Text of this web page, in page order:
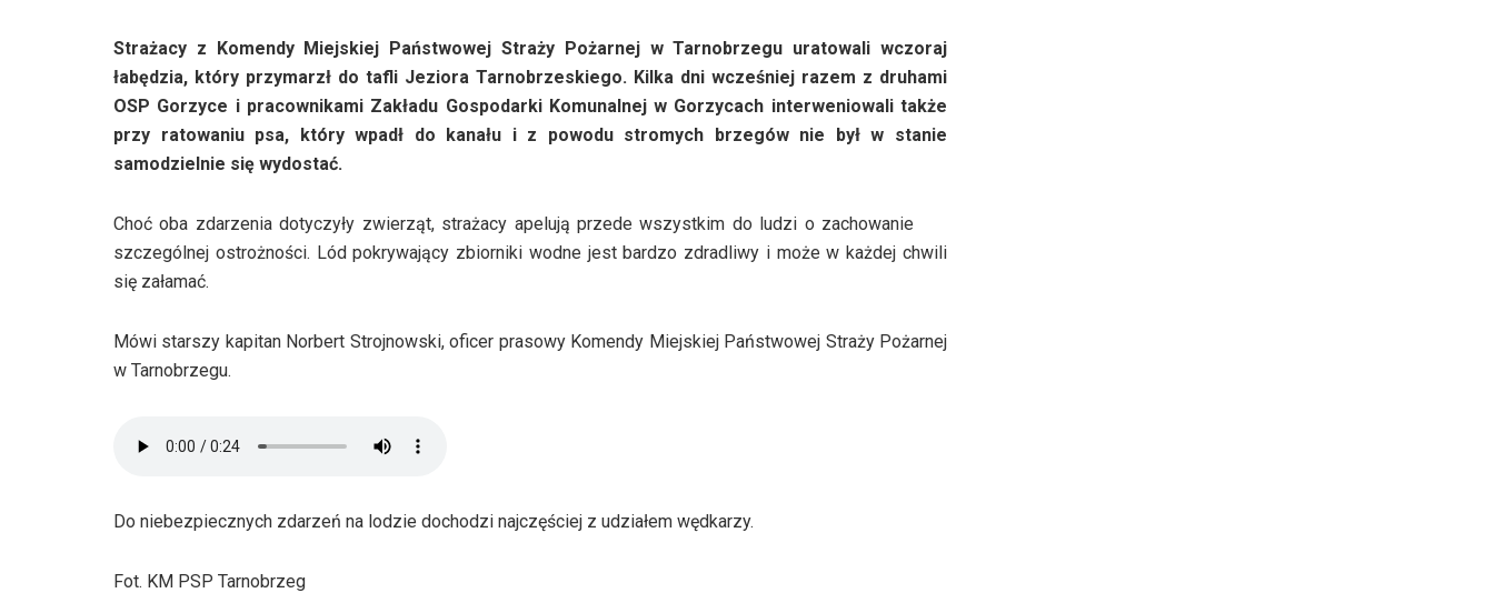
Strażacy z Komendy Miejskiej Państwowej Straży Pożarnej w Tarnobrzegu uratowali wczoraj
łabędzia, który przymarzł do tafli Jeziora Tarnobrzeskiego. Kilka dni wcześniej razem z druhami
OSP Gorzyce i pracownikami Zakładu Gospodarki Komunalnej w Gorzycach interweniowali także
przy ratowaniu psa, który wpadł do kanału i z powodu stromych brzegów nie był w stanie
samodzielnie się wydostać.
Choć oba zdarzenia dotyczyły zwierząt, strażacy apelują przede wszystkim do ludzi o zachowanie
szczególnej ostrożności. Lód pokrywający zbiorniki wodne jest bardzo zdradliwy i może w każdej chwili
się załamać.
Mówi starszy kapitan Norbert Strojnowski, oficer prasowy Komendy Miejskiej Państwowej Straży Pożarnej
w Tarnobrzegu.
Do niebezpiecznych zdarzeń na lodzie dochodzi najczęściej z udziałem wędkarzy.
Fot. KM PSP Tarnobrzeg